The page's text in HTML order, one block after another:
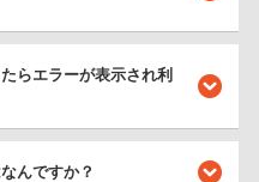
らエラーが表示され利
んですか？